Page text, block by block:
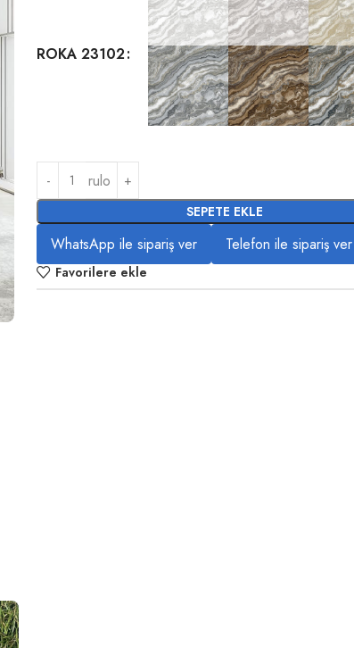
ROKA 23102
rulo
SEPETE EKLE
WhatsApp ile sipariş ver Telefon ile sipariş ver
Favorilere ekle